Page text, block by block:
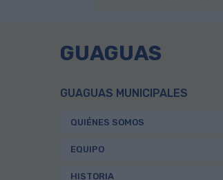
GUAGUAS
GUAGUAS MUNICIPALES
QUIÉNES SOMOS
EQUIPO
HISTORIA